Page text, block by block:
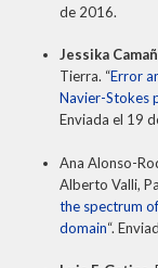
de 2016.
Jessika
Tierra. “Error
Navier-Stokes
Enviada el 19
Ana Alonso-
Alberto Valli,
the spectrum
domain“.